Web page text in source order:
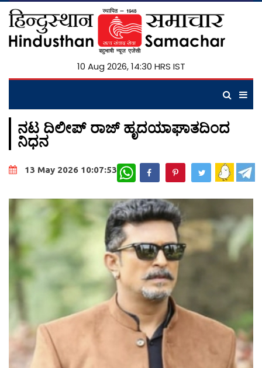
10 Aug 2026, 14:30 HRS IST
ನಟ ದಿಲೀಪ್ ರಾಜ್ ಹೃದಯಾಘಾತದಿಂದ
ನಿಧನ
13 May 2026 10:07:53 WhatsApp